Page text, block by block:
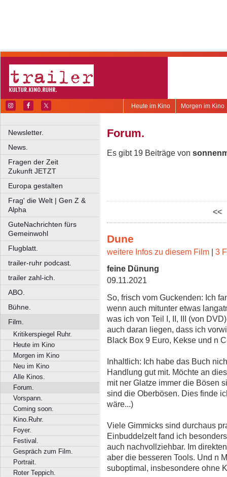
Morgen im Kino
Heute im Kino
Newsletter.
News.
Fragen der Zeit
Zukunft JETZT
Europa gestalten
Frag' die Welt | Gen Z &
Alpha
GuteNachrichten fürs
Gemeinwohl
Flugblatt.
trailer-ruhr podcast.
trailer zahl-ich.
ABO.
Bühne.
Film.
Kritikerspiegel Ruhr.
Heute im Kino
Morgen im Kino
Neu im Kino
Alle Kinos.
Forum.
Vorspann.
Coming soon.
Kino.Ruhr.
Foyer.
Festival.
Gespräch zum Film.
Portrait.
Roter Teppich.
Forum.
Es gibt 19 Beiträge von
<<
Dune
weitere Infos zu diesem Film | 3
feine Dünung
09.11.2021
So, frisch vom Guckenden: Ich
wenn auch mitunter etwas
was ich von Teil I, II, III (von
auch daran liegen, dass ich
Black Box 9 Euro, Kekse und n
Inhaltlich: Ich habe das Buch
Handlung gut mit. Möchte an
mit ner Glatze immer die Bösen
sind die Oberbösen. Dies finde
wäre...)
Viele Gimmicks sind durchaus
Einbuddelzelt fand ich
auch nachvollziehbar. Im
aber die besseren Tools. Und n
suboptimal, insbesondere ohne